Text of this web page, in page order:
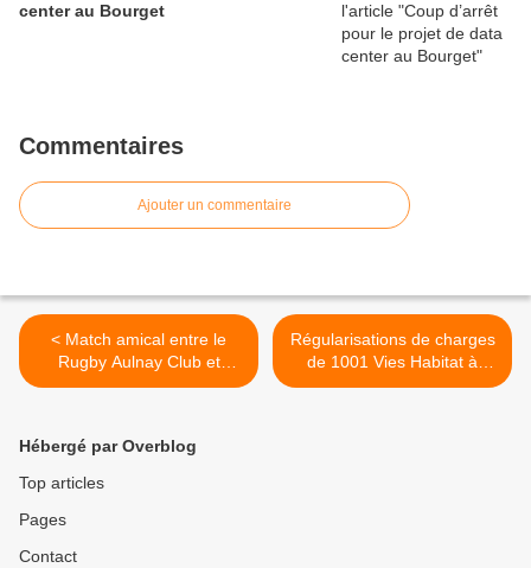
center au Bourget
Commentaires
Ajouter un commentaire
< Match amical entre le
Rugby Aulnay Club et
Maisons Laffitte ce 5
Régularisations de charges
de 1001 Vies Habitat à
Aulnay-sous-Bois : la ville
Hébergé par Overblog
Top articles
Pages
Contact